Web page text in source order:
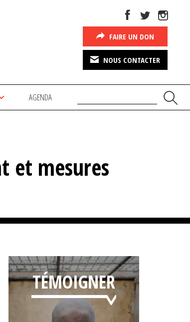
FAIRE UN DON
NOUS CONTACTER
AGENDA
et mesures
TÉMOIGNER